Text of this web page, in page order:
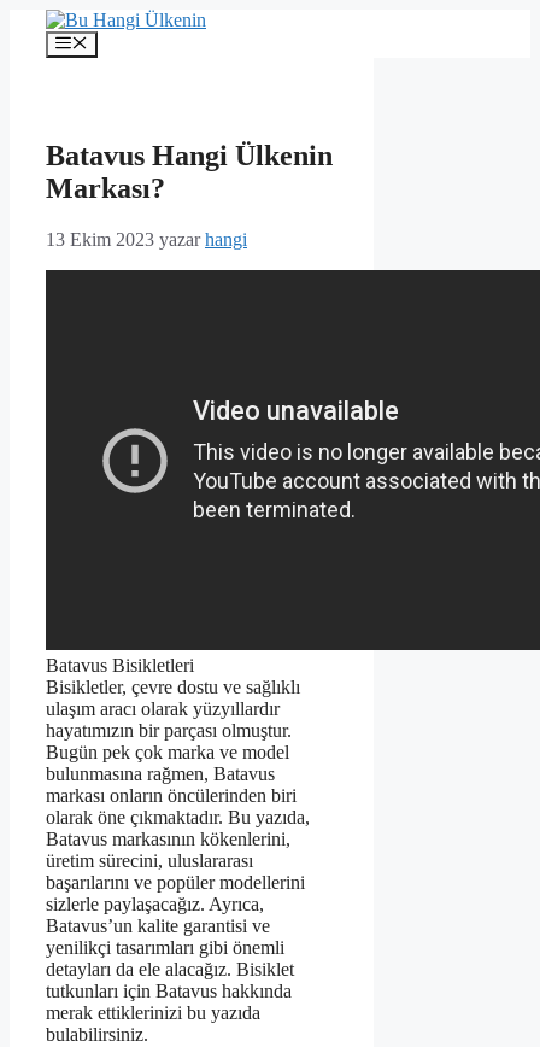
İçeriğe
Menü
Batavus Hangi Ülkenin
Markası?
13 Ekim 2023 yazarhangi
Batavus Bisikletleri
Bisikletler, çevre dostu ve sağlıklı
ulaşım aracı olarak yüzyıllardır
hayatımızın bir parçası olmuştur.
Bugün pek çok marka ve model
bulunmasına rağmen, Batavus
markası onların öncülerinden biri
olarak öne çıkmaktadır. Bu yazıda,
Batavus markasının kökenlerini,
üretim sürecini, uluslararası
başarılarını ve popüler modellerini
sizlerle paylaşacağız. Ayrıca,
Batavus’un kalite garantisi ve
yenilikçi tasarımları gibi önemli
detayları da ele alacağız. Bisiklet
tutkunları için Batavus hakkında
merak ettiklerinizi bu yazıda
bulabilirsiniz.